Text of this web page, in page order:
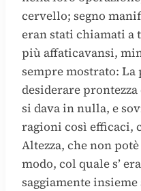
cervello; segno
eran stati chiamati a
più affaticavansi,
sempre mostrato: La
desiderare
si dava in nulla, e
ragioni così efficaci,
Altezza, che non
modo, col quale s’
saggiamente